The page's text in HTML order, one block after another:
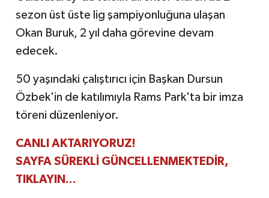
sezon üst üste lig şampiyonluğuna ulaşan
Okan Buruk, 2 yıl daha görevine devam
edecek.
50 yaşındaki çalıştırıcı için Başkan Dursun
Özbek'in de katılımıyla Rams Park'ta bir imza
töreni düzenleniyor.
CANLI AKTARIYORUZ!
SAYFA SÜREKLİ GÜNCELLENMEKTEDİR,
TIKLAYIN...